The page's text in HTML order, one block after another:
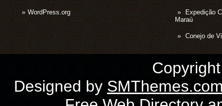
WordPress.org
Expedição
Maraú
Conejo de
Designed by